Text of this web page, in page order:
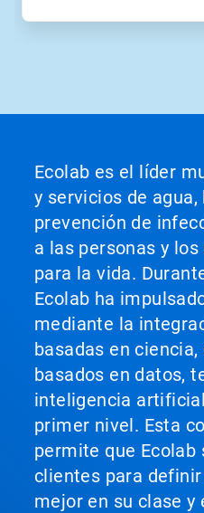
Ecolab es el líder
y servicios de agua,
prevención de
a las personas y
para la vida.
Ecolab ha
mediante la
basadas en
basados en datos,
inteligencia
primer nivel. Esta
permite que Ecolab
clientes para
mejor en su clase y